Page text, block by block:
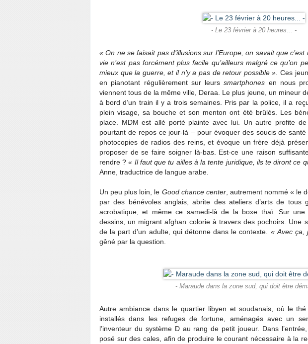
- Le 23 février à 20 heures... -
« On ne se faisait pas d’illusions sur l’Europe, on savait que
vie n’est pas forcément plus facile qu’ailleurs malgré ce qu’on
mieux que la guerre, et il n’y a pas de retour possible » . Ces
en pianotant régulièrement sur leurssmartphones en nous
viennent tous de la même ville, Deraa. Le plus jeune, un mineur
à bord d’un train il y a trois semaines. Pris par la police, il a
plein visage, sa bouche et son menton ont été brûlés. Les
place. MDM est allé porté plainte avec lui. Un autre profite
pourtant de repos ce jour-là – pour évoquer des soucis de
photocopies de radios des reins, et évoque un frère déjà
proposer de se faire soigner là-bas. Est-ce une raison
rendre ?« Il faut que tu ailles à la tente juridique, ils te diront ce
Anne, traductrice de langue arabe.
Un peu plus loin, le Good chance center, autrement nommé « le
par des bénévoles anglais, abrite des ateliers d’arts de tous
acrobatique, et même ce samedi-là de la boxe thaï. Sur
dessins, un migrant afghan colorie à travers des pochoirs. Une
de la part d’un adulte, qui détonne dans le contexte. « Avec ça,
gêné par la question.
- Maraude dans la zone sud, qui doit être
Autre ambiance dans le quartier libyen et soudanais, où le
installés dans les refuges de fortune, aménagés avec un
l’inventeur du système D au rang de petit joueur. Dans
posé sur des cales, afin de produire le courant nécessaire à la